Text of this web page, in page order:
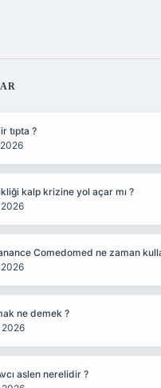
tıpta ?
kalp krizine yol açar mı ?
Comedomed ne zaman
ne demek ?
2026
aslen nerelidir ?